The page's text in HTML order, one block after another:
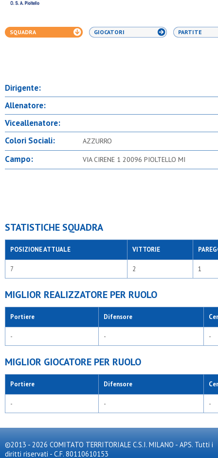
SQUADRA GIOCATORI PARTITE
Dirigente:
Allenatore:
Viceallenatore:
Colori Sociali:
AZZURRO
Campo: VIA CIRENE 1 20096 PIOLTELLO MI
STATISTICHE SQUADRA
POSIZIONE ATTUALE VITTORIE
7 2 1
MIGLIOR REALIZZATORE PER RUOLO
Portiere Difensore
- - -
MIGLIOR GIOCATORE PER RUOLO
Portiere Difensore
- - -
©2013 - 2026 COMITATO TERRITORIALE C.S.I. MILANO - APS. Tutti i
diritti riservati - C.F. 80110610153